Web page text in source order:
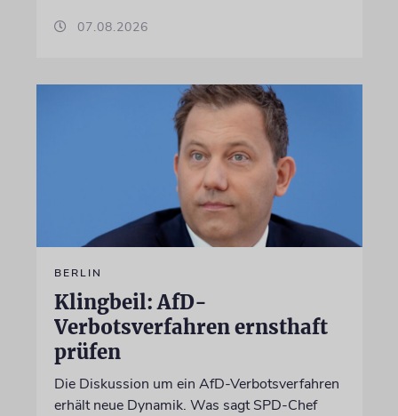
07.08.2026
BERLIN
Klingbeil: AfD-
Verbotsverfahren ernsthaft
prüfen
Die Diskussion um ein AfD-Verbotsverfahren
erhält neue Dynamik. Was sagt SPD-Chef